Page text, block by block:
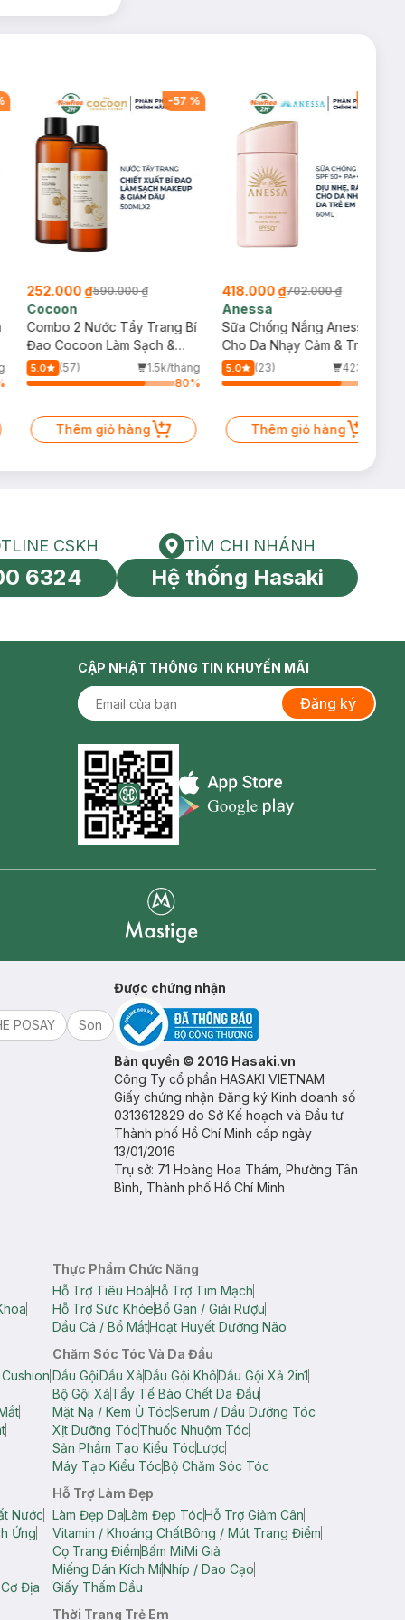
-57 %
252.000 ₫590.000 ₫
Cocoon
Combo 2 Nước Tẩy Trang Bí
Đao Cocoon Làm Sạch &
Giảm Dầu 500ml
5.0 (57)
1.5k/tháng
80%
Thêm giỏ hàng
418.000 ₫702.000 ₫
Anessa
Sữa Chống Nắng Anessa
Cho Da Nhạy Cảm & Trẻ Em
60ml (Mới)
5.0 (23)
423/tháng
Thêm giỏ hàng
toàn cầu
HOTLINE CSKH
CSKH
6324
Tìm chi nhánh
TÌM CHI NHÁNH
Hệ thống Hasaki
CẬP NHẬT THÔNG TIN KHUYẾN MÃI
Đăng ký
Appstore icon
POSAY Son
Được chứng nhận
Bản quyền © 2016 Hasaki.vn
Công Ty cổ phần HASAKI VIETNAM
Giấy chứng nhận Đăng ký Kinh doanh số
0313612829 do Sở Kế hoạch và Đầu tư
Thành phố Hồ Chí Minh cấp ngày
13/01/2016
Trụ sở: 71 Hoàng Hoa Thám, Phường Tân
Bình, Thành phố Hồ Chí Minh
Thực Phẩm Chức Năng
Hỗ Trợ Tiêu HoáHỗ Trợ Tim Mạch
Hỗ Trợ Sức KhỏeBổ Gan / Giải Rượu
Dầu Cá / Bổ MắtHoạt Huyết Dưỡng Não
Chăm Sóc Tóc Và Da Đầu
Dầu GộiDầu XảDầu Gội KhôDầu Gội Xả 2in1
Bộ Gội XảTẩy Tế Bào Chết Da Đầu
Mặt Nạ / Kem Ủ TócSerum / Dầu Dưỡng Tóc
Xịt Dưỡng TócThuốc Nhuộm Tóc
Sản Phẩm Tạo Kiểu TócLược
Máy Tạo Kiểu TócBộ Chăm Sóc Tóc
Nước
Ứng
Địa
Hỗ Trợ Làm Đẹp
Làm Đẹp DaLàm Đẹp TócHỗ Trợ Giảm Cân
Vitamin / Khoáng ChấtBông / Mút Trang Điểm
Cọ Trang ĐiểmBấm MiMi Giả
Miếng Dán Kích MíNhíp / Dao Cạo
Giấy Thấm Dầu
Thời Trang Trẻ Em